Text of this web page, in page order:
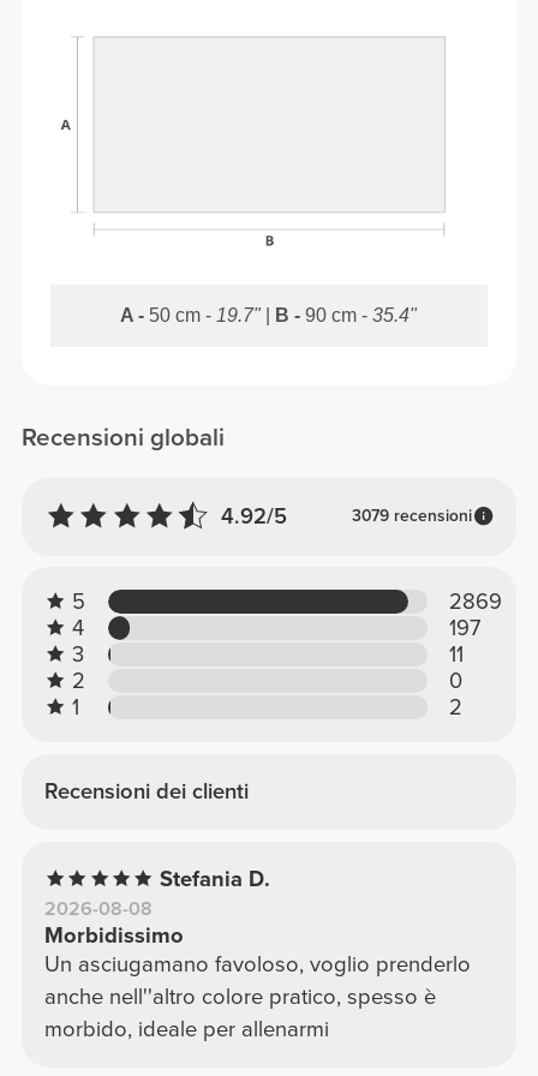
Recensioni globali
4.92/5 3079 recensioni
5
2869
4
197
3
11
2
0
1
2
Recensioni dei clienti
Stefania D.
2026-08-08
Morbidissimo
Un asciugamano favoloso, voglio prenderlo
anche nell''altro colore pratico, spesso è
morbido, ideale per allenarmi
A - 50 cm - 19.7" B -90 cm -35.4"